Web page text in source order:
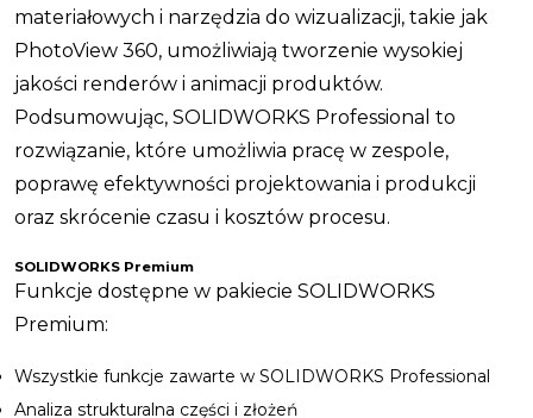
materiałowych i narzędzia do wizualizacji, takie jak
PhotoView 360, umożliwiają tworzenie wysokiej
jakości renderów i animacji produktów.
Podsumowując, SOLIDWORKS Professional to
rozwiązanie, które umożliwia pracę w zespole,
poprawę efektywności projektowania i produkcji
oraz skrócenie czasu i kosztów procesu.
SOLIDWORKS Premium
Funkcje dostępne w pakiecie SOLIDWORKS
Premium:
Wszystkie funkcje zawarte w SOLIDWORKS Professional
Analiza strukturalna części i złożeń